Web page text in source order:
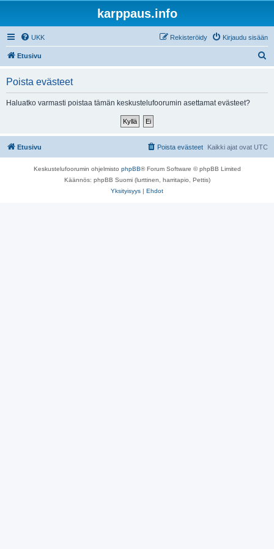
karppaus.info
UKK Kirjaudu sisään
Rekisteröidy
Etusivu
Poista evästeet
Haluatko varmasti poistaa tämän keskustelufoorumin asettamat evästeet?
Etusivu Kaikki ajat ovat UTC
Poista evästeet
Keskustelufoorumin ohjelmisto phpBB® Forum Software © phpBB Limited
Käännös: phpBB Suomi (lurttinen, harritapio, Pettis)
Yksityisyys | Ehdot